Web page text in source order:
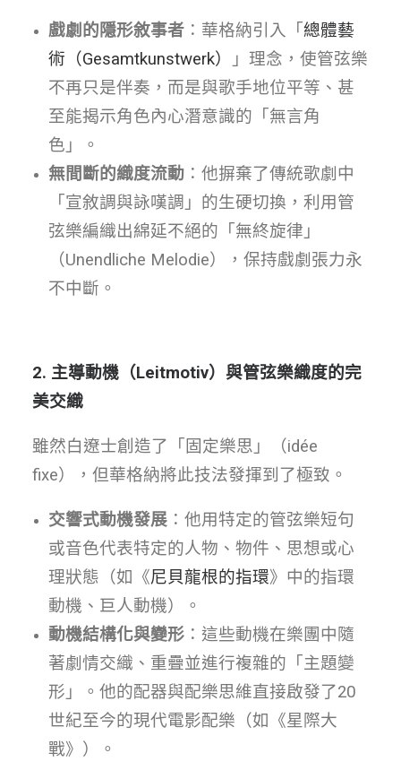
戲劇的隱形敘事者 ：華格納引入「 總體藝
術（Gesamtkunstwerk）
」理念，使管弦樂
不再只是伴奏，而是與歌手地位平等、甚
至能揭示角色內心潛意識的「無言角
色」。
無間斷的織度流動 ：他摒棄了傳統歌劇中
「宣敘調與詠嘆調」的生硬切換，利用管
弦樂編織出綿延不絕的「無終旋律」
（Unendliche Melodie），保持戲劇張力永
不中斷。
2. 主導動機（Leitmotiv）與管弦樂織度的完
美交織
雖然白遼士創造了「固定樂思」（idée
fixe），但華格納將此技法發揮到了極致。
交響式動機發展 ：他用特定的管弦樂短句
或音色代表特定的人物、物件、思想或心
理狀態（如《尼貝龍根的指環》中的指環
動機、巨人動機）。
動機結構化與變形 ：這些動機在樂團中隨
著劇情交織、重疊並進行複雜的「主題變
形」。他的配器與配樂思維直接啟發了20
世紀至今的現代電影配樂（如《星際大
戰》）。